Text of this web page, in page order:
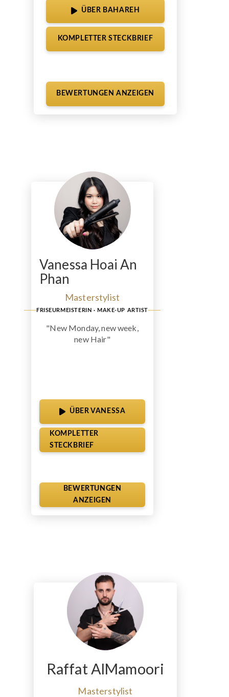
ÜBER BAHAREH
KOMPLETTER STECKBRIEF
BEWERTUNGEN ANZEIGEN
Vanessa Hoai An
Phan
Masterstylist
FRISEURMEISTERIN · MAKE-UP ARTIST
"New Monday, new week,
new Hair"
ÜBER VANESSA
KOMPLETTER
STECKBRIEF
BEWERTUNGEN
ANZEIGEN
Raffat AlMamoori
Masterstylist